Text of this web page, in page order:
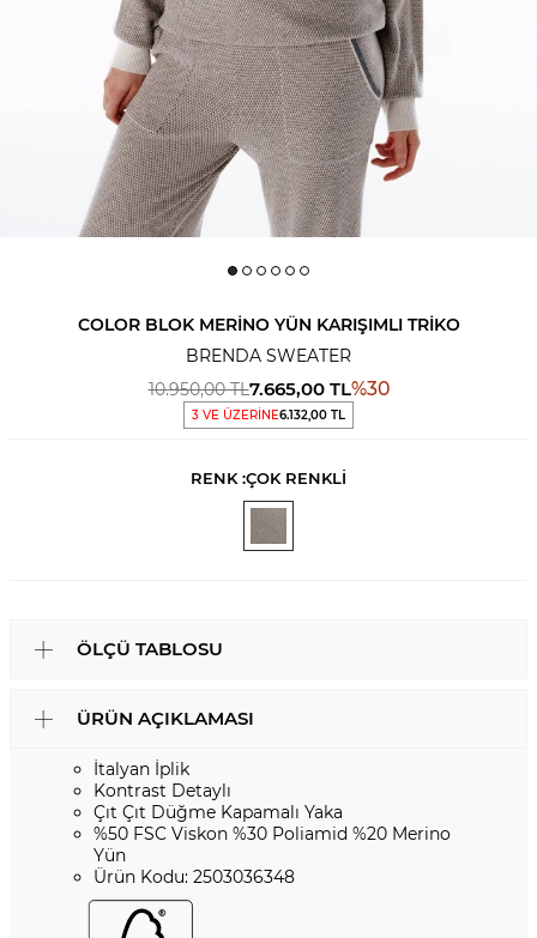
COLOR BLOK MERINO YÜN KARIŞIMLI TRIKO
BRENDA SWEATER
10.950,00TL7.665,00TL%30
3 VE ÜZERİNE6.132,00 TL
RENK :ÇOK RENKLİ
ÖLÇÜ TABLOSU
ÜRÜN AÇIKLAMASI
İtalyan İplik
Kontrast Detaylı
Çıt Çıt Düğme Kapamalı Yaka
%50 FSC Viskon %30 Poliamid %20 Merino
Yün
Ürün Kodu: 2503036348